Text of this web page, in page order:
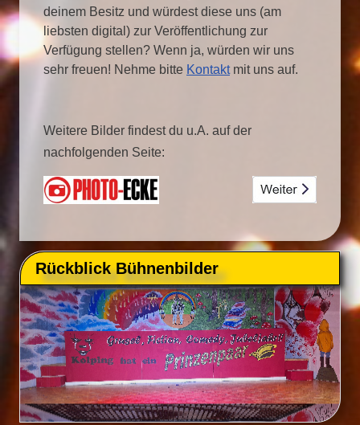
deinem Besitz und würdest diese uns (am
liebsten digital) zur Veröffentlichung zur
Verfügung stellen? Wenn ja, würden wir uns
sehr freuen! Nehme bitte Kontaktmit uns auf.
Weitere Bilder findest du u.A. auf der
nachfolgenden Seite:
Rückblick Bühnenbilder